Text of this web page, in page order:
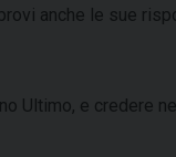
anche le sue
Ultimo, e credere